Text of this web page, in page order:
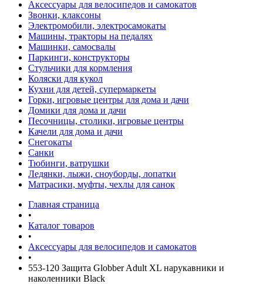
Аксессуары для велосипедов и самокатов
Звонки, клаксоны
Электромобили, электросамокаты
Машины, тракторы на педалях
Машинки, самосвалы
Паркинги, конструкторы
Стульчики для кормления
Коляски для кукол
Кухни для детей, супермаркеты
Горки, игровые центры для дома и дачи
Домики для дома и дачи
Песочницы, столики, игровые центры
Качели для дома и дачи
Снегокаты
Санки
Тюбинги, ватрушки
Ледянки, лыжи, сноуборды, лопатки
Матрасики, муфты, чехлы для санок
Главная страница
•
Каталог товаров
•
Аксессуары для велосипедов и самокатов
•
553-120 Защита Globber Adult XL нарукавники и
наколенники Black